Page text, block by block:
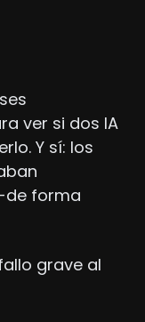
ver si dos IA
Y sí: los
de forma
grave al